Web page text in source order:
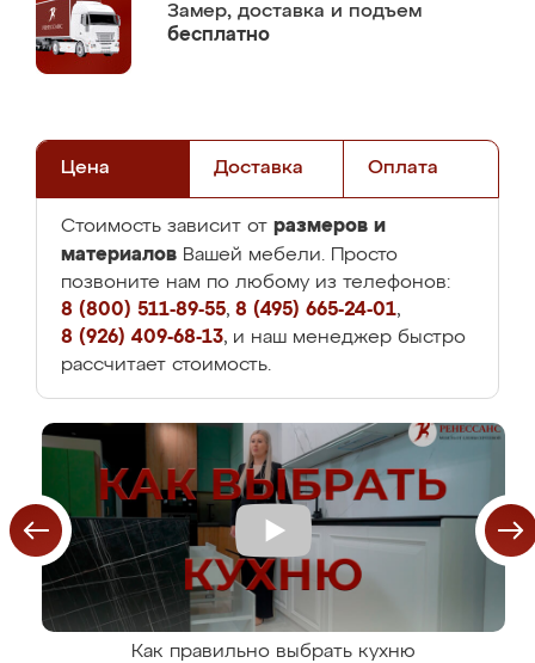
Замер, доставка и подъем
бесплатно
Цена Доставка Оплата
Стоимость зависит от размеров и
материалов Вашей мебели. Просто
позвоните нам по любому из телефонов:
8 (800) 511-89-55, 8 (495) 665-24-01,
8 (926) 409-68-13, и наш менеджер быстро
рассчитает стоимость.
Как правильно выбрать кухню